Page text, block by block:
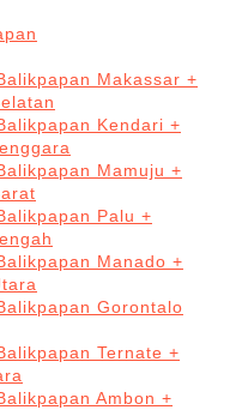
Makassar +
Kendari +
Mamuju +
Palu +
Manado +
Gorontalo
Ternate +
Ambon +